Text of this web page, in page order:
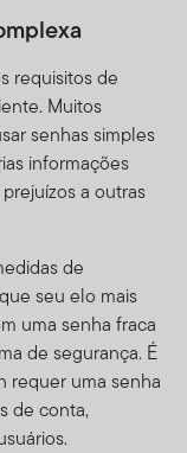
requisitos de
Muitos
senhas simples
informações
a outras
de
seu elo mais
uma senha fraca
de segurança. É
requer uma senha
de conta,
estão sujeitos a
principal
estão sujeitos
que
estão
Ações e
propriedade
melhor
a longo
dramática
obrigações de
seus
com os